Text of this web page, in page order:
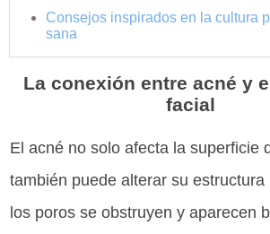
Consejos inspirados en la cultura
sana
La conexión entre acné y
facial
El acné no solo afecta la superficie
también puede alterar su
los poros se obstruyen y aparecen